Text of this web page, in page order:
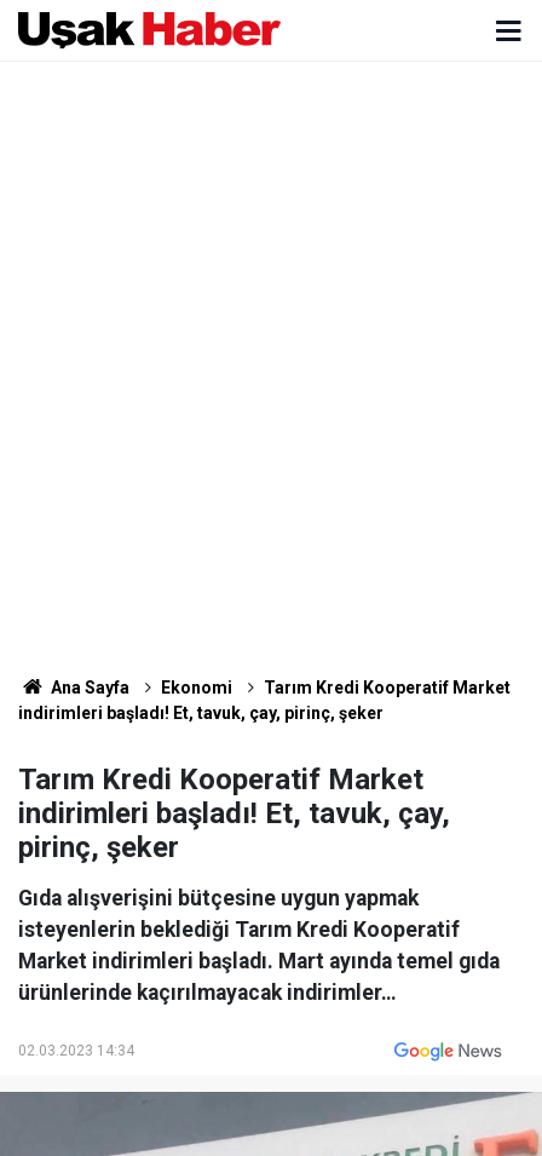
Ana Sayfa Ekonomi
Tarım Kredi Kooperatif Market
indirimleri başladı! Et, tavuk, çay, pirinç, şeker
Tarım Kredi Kooperatif Market
indirimleri başladı! Et, tavuk, çay,
pirinç, şeker
Gıda alışverişini bütçesine uygun yapmak
isteyenlerin beklediği Tarım Kredi Kooperatif
Market indirimleri başladı. Mart ayında temel gıda
ürünlerinde kaçırılmayacak indirimler…
02.03.2023 14:34